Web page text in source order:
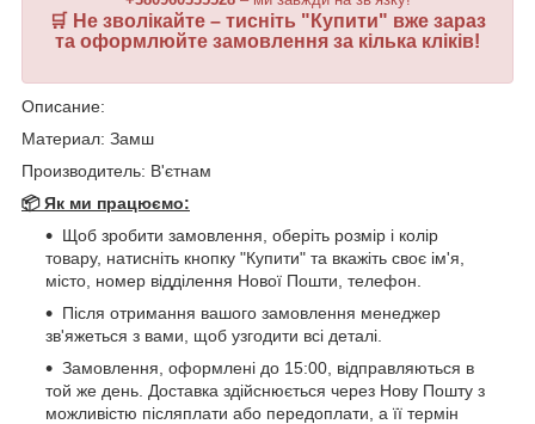
🛒 Не зволікайте – тисніть " Купити" вже зараз
та оформлюйте замовлення за кілька кліків!
Описание:
Материал: Замш
Производитель: В'єтнам
📦 Як ми працюємо:
Щоб зробити замовлення, оберіть розмір і колір
товару, натисніть кнопку "Купити" та вкажіть своє ім'я,
місто, номер відділення Нової Пошти, телефон.
Після отримання вашого замовлення менеджер
зв'яжеться з вами, щоб узгодити всі деталі.
Замовлення, оформлені до 15:00, відправляються в
той же день. Доставка здійснюється через Нову Пошту з
можливістю післяплати або передоплати, а її термін